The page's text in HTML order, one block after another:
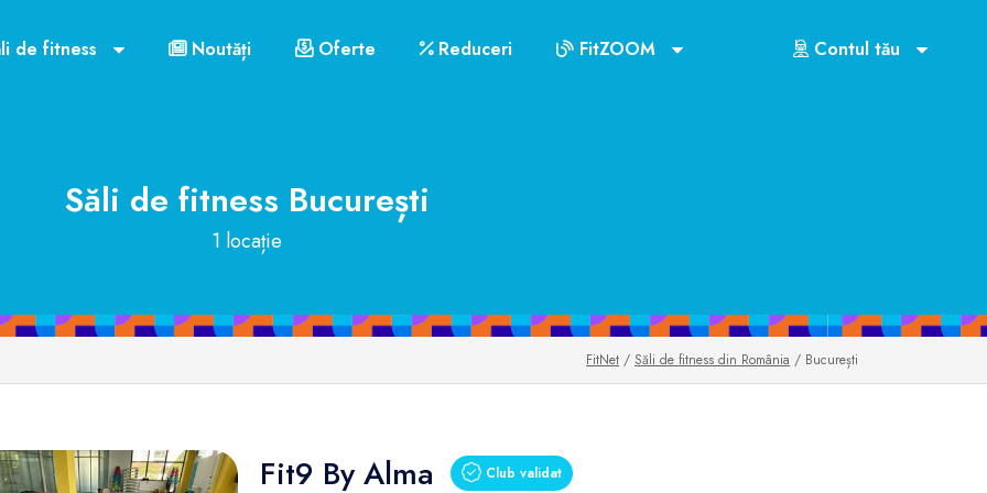
de fitness Noutăți Oferte Reduceri FitZOOM Contul tău
Săli de fitness București
1 locație
FitNet / Săli de fitness din România / București
Fit9 By Alma Club validat